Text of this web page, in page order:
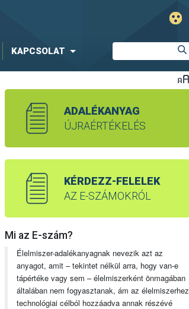
KAPCSOLAT
ADALÉKANYAG
ÚJRAÉRTÉKELÉS
KÉRDEZZ-FELELEK
AZ E-SZÁMOKRÓL
Mi az E-szám?
Élelmiszer-adalékanyagnak nevezik azt az
anyagot, amit – tekintet nélkül arra, hogy van-e
tápértéke vagy sem – élelmiszerként önmagában
általában nem fogyasztanak, ám az élelmiszerhez
technológiai célból hozzáadva annak részévé